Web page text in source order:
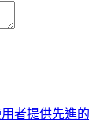
者提供先進